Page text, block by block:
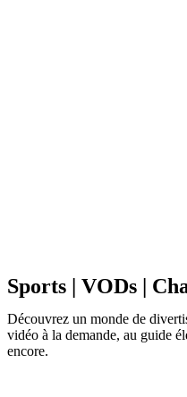
Sports | VODs |
Découvrez un monde de
vidéo à la demande, au guide
encore.